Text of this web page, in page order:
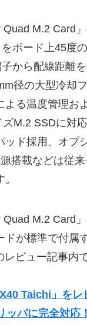
Quad M.2 Card
ボード上45度
から配線距離
径の大型冷却
よる温度管理お
M.2 SSDに対
ッド採用、オプ
搭載などは従来
Quad M.2 Card
ドが標準で付属
レビュー記事内
Taichi」を
ッパに完全対応！